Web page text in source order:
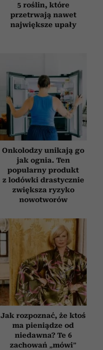
5 roślin, które
przetrwają nawet
największe upały
Onkolodzy unikają go
jak ognia. Ten
popularny produkt
z lodówki drastycznie
zwiększa ryzyko
nowotworów
Jak rozpoznać, że ktoś
ma pieniądze od
niedawna? Te 6
zachowań „mówi”